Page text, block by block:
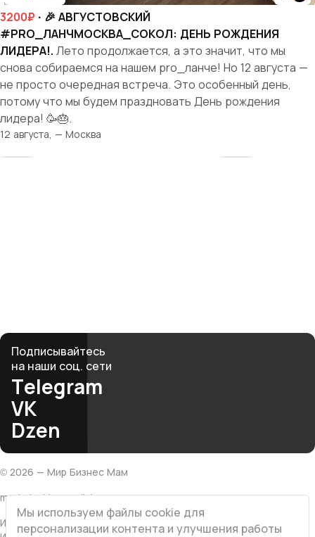
3200₽ · 🎉 АВГУСТОВСКИЙ
#PRO_ЛАНЧМОСКВА_СОКОЛ: ДЕНЬ РОЖДЕНИЯ
ЛИДЕРА!. Лето продолжается, а это значит, что мы
снова собираемся на нашем pro_ланче! Но 12 августа —
не просто очередная встреча. Это особенный день,
потому что мы будем праздновать День рождения
лидера! 🥳🎂.
12 августа, — Москва
Подписывайтесь
на наши соц. сети
Telegram
VK
Dzen
© 2026 — Мир Бизнес Мам
made by Vesna.click
ИП Хатамова Л.В
Мы используем файлы cookie для
персонализации контента и улучшения работы